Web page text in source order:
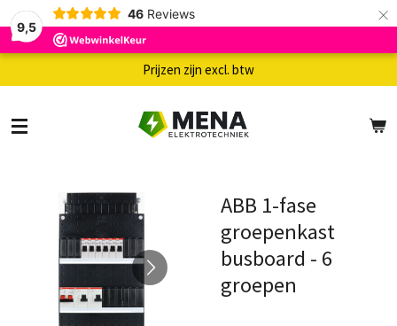
9,5
46 Reviews ×
Prijzen zijn excl. btw
ABB 1-fase
groepenkast
busboard - 6
groepen